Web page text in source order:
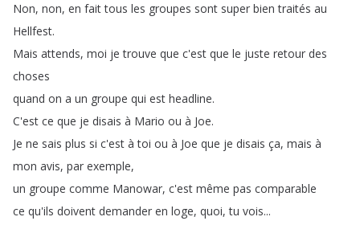
Non, non, en fait tous les groupes sont super bien traités au
Hellfest.
Mais attends, moi je trouve que c'est que le juste retour des
choses
quand on a un groupe qui est headline.
C'est ce que je disais à Mario ou à Joe.
Je ne sais plus si c'est à toi ou à Joe que je disais ça, mais à
mon avis, par exemple,
un groupe comme Manowar, c'est même pas comparable
ce qu'ils doivent demander en loge, quoi,tu vois...